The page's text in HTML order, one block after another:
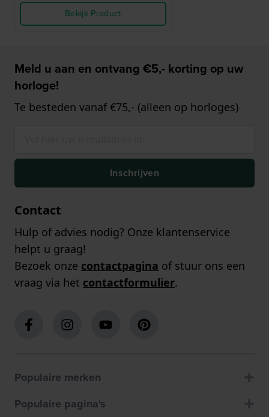
Bekijk Product
Meld u aan en ontvang €5,- korting op uw
horloge!
Te besteden vanaf €75,- (alleen op horloges)
Inschrijven
Contact
Hulp of advies nodig? Onze klantenservice
helpt u graag!
Bezoek onze contactpagina of stuur ons een
vraag via het contactformulier.
Populaire merken
Populaire pagina's